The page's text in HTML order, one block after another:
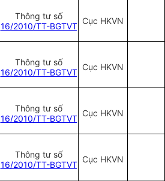
Thông tư số
16/2010/TT-BGTVT
Cục HKVN
Thông tư số
16/2010/TT-BGTVT
Cục HKVN
Thông tư số
16/2010/TT-BGTVT
Cục HKVN
Thông tư số
16/2010/TT-BGTVT
Cục HKVN